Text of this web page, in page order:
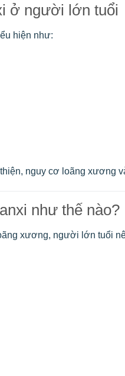
ở người lớn tuổi
hiện như:
nguy cơ loãng xương
như thế nào?
xương, người lớn tuổi